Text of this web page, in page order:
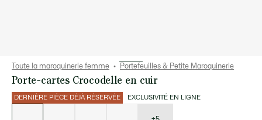
Toute la maroquinerie femme Portefeuilles & Petite Maroquinerie
Porte-cartes Crocodelle en cuir
DERNIÈRE PIÈCE DÉJÀ RÉSERVÉE EXCLUSIVITÉ EN LIGNE